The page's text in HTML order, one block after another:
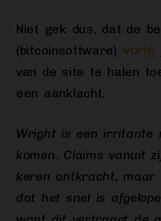
Niet gek dus, dat de
(bitcoinsoftware) vorig
van de site te halen
een aanklacht.
Wright is een irritante
komen. Claims vanuit
keren ontkracht, maar
dat het snel is